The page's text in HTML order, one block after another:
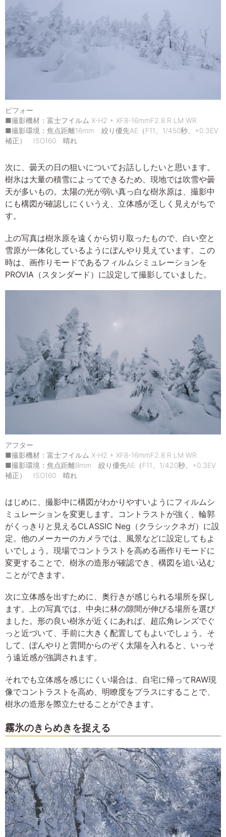
ビフォー
■撮影機材：富士フイルム X-H2 + XF8-16mmF2.8 R LM WR
■撮影環境：焦点距離16mm 絞り優先AE（F11、1/450秒、+0.3EV
補正） ISO160 晴れ
次に、曇天の日の狙いについてお話ししたいと思います。
樹氷は大量の積雪によってできるため、現地では吹雪や曇
天が多いもの。太陽の光が弱い真っ白な樹氷原は、撮影中
にも構図が確認しにくいうえ、立体感が乏しく見えがちで
す。
上の写真は樹氷原を遠くから切り取ったもので、白い空と
雪原が一体化しているようにぼんやり見えています。この
時は、画作りモードであるフィルムシミュレーションを
PROVIA（スタンダード）に設定して撮影していました。
アフター
■撮影機材：富士フイルム X-H2 + XF8-16mmF2.8 R LM WR
■撮影環境：焦点距離8mm 絞り優先AE（F11、1/420秒、+0.3EV
補正） ISO160 晴れ
はじめに、撮影中に構図がわかりやすいようにフィルムシ
ミュレーションを変更します。コントラストが強く、輪郭
がくっきりと見えるCLASSIC Neg（クラシックネガ）に設
定。他のメーカーのカメラでは、風景などに設定してもよ
いでしょう。現場でコントラストを高める画作りモードに
変更することで、樹氷の造形が確認でき、構図を追い込む
ことができます。
次に立体感を出すために、奥行きが感じられる場所を探し
ます。上の写真では、中央に林の隙間が伸びる場所を選び
ました。形の良い樹氷が近くにあれば、超広角レンズでぐ
っと近づいて、手前に大きく配置してもよいでしょう。そ
して、ぼんやりと雲間からのぞく太陽を入れると、いっそ
う遠近感が強調されます。
それでも立体感を感じにくい場合は、自宅に帰ってRAW現
像でコントラストを高め、明瞭度をプラスにすることで、
樹氷の造形を際立たせることができます。
霧氷のきらめきを捉える